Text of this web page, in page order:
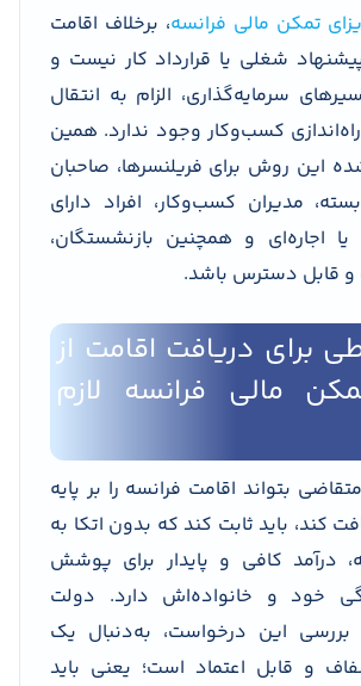
تمکن مالی فرانسه، برخلاف اقامت
شغلی یا قرارداد کار نیست و
سرمایه‌گذاری، الزام به انتقال
کسب‌وکار وجود ندارد. همین
این روش برای فریلنسرها، صاحبان
مدیران کسب‌وکار، افراد دارای
یا اجاره‌ای و همچنین بازنشستگان،
و قابل دسترس باشد.
برای دریافت اقامت از
مالی فرانسه لازم
بتواند اقامت فرانسه را بر پایه
کند، باید ثابت کند که بدون اتکا به
درآمد کافی و پایدار برای پوشش
خود و خانواده‌اش دارد. دولت
بررسی این درخواست، به‌دنبال یک
و قابل اعتماد است؛ یعنی باید